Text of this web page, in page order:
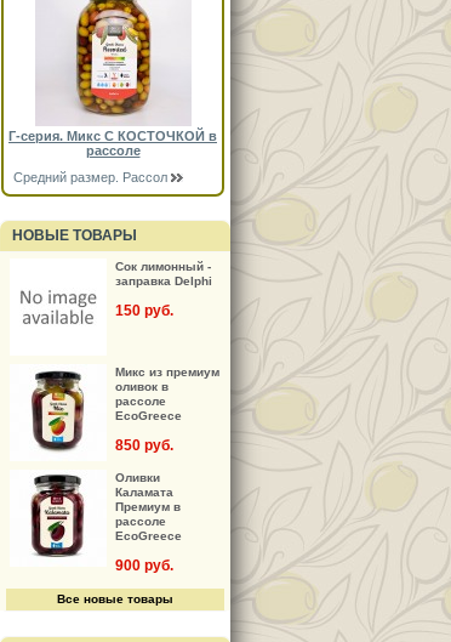
Г-серия. Микс С КОСТОЧКОЙ в
рассоле
Средний размер. Рассол
НОВЫЕ ТОВАРЫ
Сок лимонный -
заправка Delphi
150 руб.
Микс из премиум
оливок в
рассоле
EcoGreece
850 руб.
Оливки
Каламата
Премиум в
рассоле
EcoGreece
900 руб.
Все новые товары